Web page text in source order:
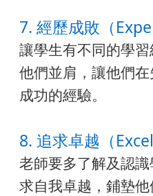
7. 經歷成敗（
讓學生有不同的學
他們並肩，讓他們
成功的經驗。
8. 追求卓越（
老師要多了解及認
求自我卓越，鋪墊他